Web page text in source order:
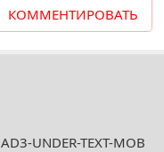
КОММЕНТИРОВАТЬ
AD3-UNDER-TEXT-MOB